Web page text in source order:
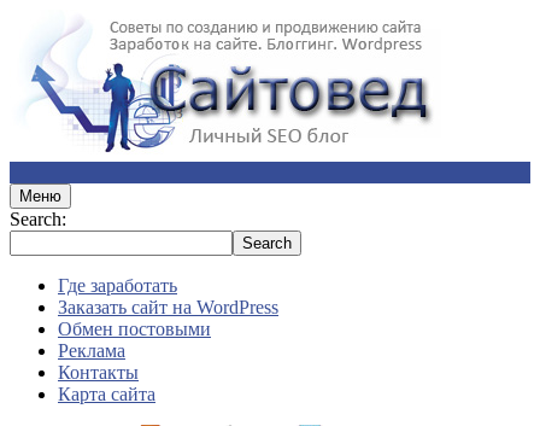
Меню
Search:
Где заработать
Заказать сайт на WordPress
Обмен постовыми
Реклама
Контакты
Карта сайта